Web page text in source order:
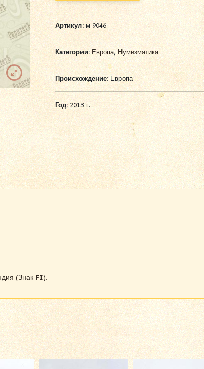
Артикул:м 9046
Категории: Европа,Нумизматика
Происхождение:Европа
Год:2013 г.
(Знак FI).